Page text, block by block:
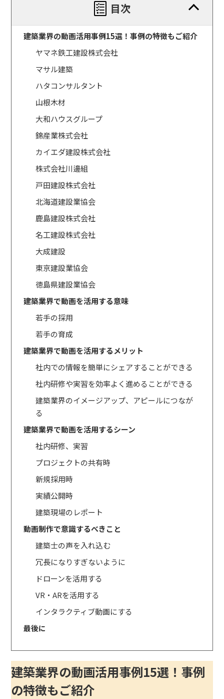
目次
建築業界の動画活用事例15選！事例の特徴もご紹介
ヤマネ鉄工建設株式会社
マサル建築
ハタコンサルタント
山根木材
大和ハウスグループ
錦産業株式会社
カイエダ建設株式会社
株式会社川邊組
戸田建設株式会社
北海道建設業協会
鹿島建設株式会社
名工建設株式会社
大成建設
東京建設業協会
徳島県建設業協会
建築業界で動画を活用する意味
若手の採用
若手の育成
建築業界で動画を活用するメリット
社内での情報を簡単にシェアすることができる
社内研修や実習を効率よく進めることができる
建築業界のイメージアップ、アピールにつなが
る
建築業界で動画を活用するシーン
社内研修、実習
プロジェクトの共有時
新規採用時
実績公開時
建築現場のレポート
動画制作で意識するべきこと
建築士の声を入れ込む
冗長になりすぎないように
ドローンを活用する
VR・ARを活用する
インタラクティブ動画にする
最後に
建築業界の動画活用事例15選 ！事例
の特徴もご紹介